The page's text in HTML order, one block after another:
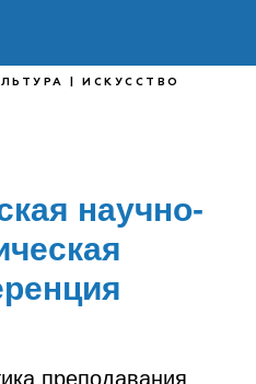
| ИСКУССТВО
научно-
преподавания